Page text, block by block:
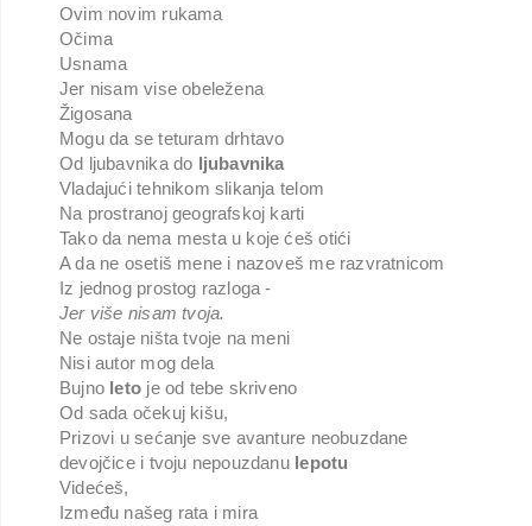
Ovim novim rukama
Očima
Usnama
Jer nisam vise obeležena
Žigosana
Mogu da se teturam drhtavo
Od ljubavnika do ljubavnika
Vladajući tehnikom slikanja telom
Na prostranoj geografskoj karti
Tako da nema mesta u koje ćeš otići
A da ne osetiš mene i nazoveš me razvratnicom
Iz jednog prostog razloga -
Jer više nisam tvoja.
Ne ostaje ništa tvoje na meni
Nisi autor mog dela
Bujno leto je od tebe skriveno
Od sada očekuj kišu,
Prizovi u sećanje sve avanture neobuzdane
devojčice i tvoju nepouzdanu lepotu
Videćeš,
Između našeg rata i mira